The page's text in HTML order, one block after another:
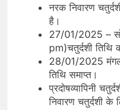
नरक निवारण
है।
27/01/2025 –
pm)चतुर्दशी तिथि
28/01/2025
तिथि समाप्त।
प्रदोषव्यापिनी
निवारण चतुर्दशी के